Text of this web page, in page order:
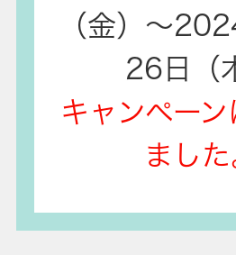
（金）～
26日（
キャンペー
ました